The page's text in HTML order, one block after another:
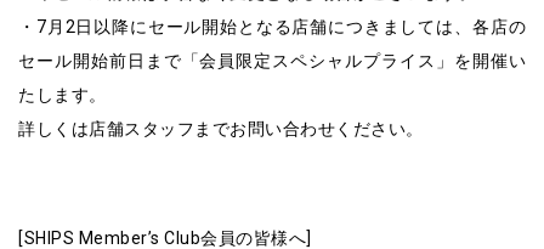
・7月2日以降にセール開始となる店舗につきましては、各店の
セール開始前日まで「会員限定スペシャルプライス」を開催い
たします。
詳しくは店舗スタッフまでお問い合わせください。
[SHIPS Member’s Club会員の皆様へ]